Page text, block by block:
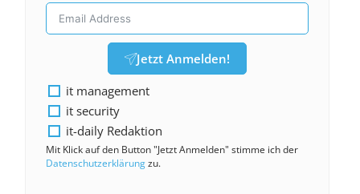
Jetzt Anmelden!
it management
it security
it-daily Redaktion
Mit Klick auf den Button "Jetzt Anmelden" stimme ich der
Datenschutzerklärungzu.